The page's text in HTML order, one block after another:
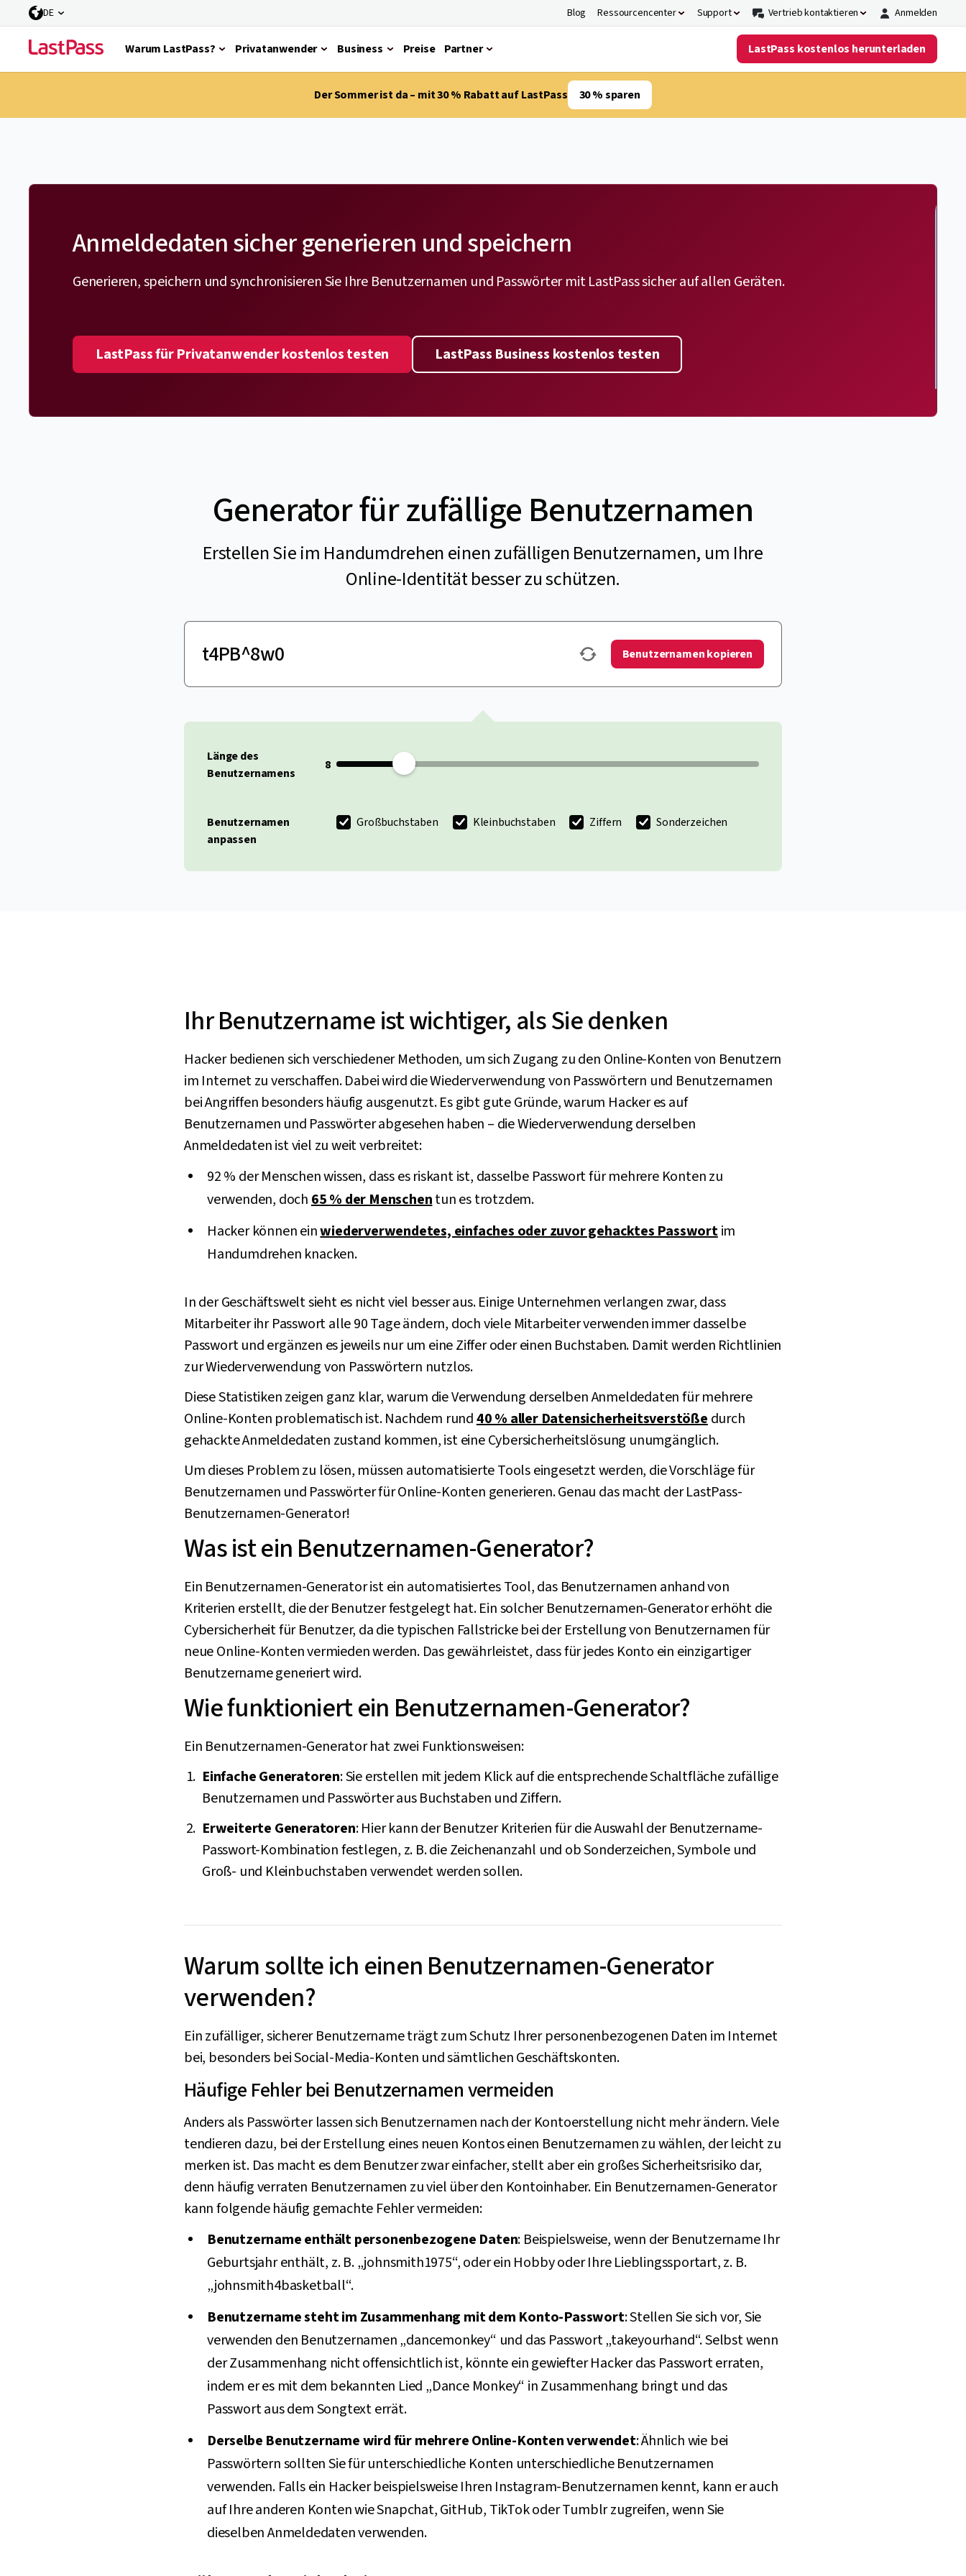
DE Blog Ressourcencenter Support Vertrieb kontaktieren Anmelden
Warum LastPass? Privatanwender Business Preise Partner LastPass kostenlos herunterladen
Der Sommer ist da – mit 30 % Rabatt auf LastPass 30 % sparen
Anmeldedaten sicher generieren und speichern
Generieren, speichern und synchronisieren Sie Ihre Benutzernamen und Passwörter mit LastPass sicher auf allen Geräten.
LastPass für Privatanwender kostenlos testen LastPass Business kostenlos testen
Generator für zufällige Benutzernamen
Erstellen Sie im Handumdrehen einen zufälligen Benutzernamen, um Ihre
Online-Identität besser zu schützen.
Benutzernamen kopieren
Länge des
Benutzernamens
Benutzernamen
anpassen
Großbuchstaben Kleinbuchstaben Ziffern Sonderzeichen
Ihr Benutzername ist wichtiger, als Sie denken
Hacker bedienen sich verschiedener Methoden, um sich Zugang zu den Online-Konten von Benutzern
im Internet zu verschaffen. Dabei wird die Wiederverwendung von Passwörtern und Benutzernamen
bei Angriffen besonders häufig ausgenutzt. Es gibt gute Gründe, warum Hacker es auf
Benutzernamen und Passwörter abgesehen haben – die Wiederverwendung derselben
Anmeldedaten ist viel zu weit verbreitet:
92 % der Menschen wissen, dass es riskant ist, dasselbe Passwort für mehrere Konten zu
verwenden, doch65 % der Menschentun es trotzdem.
Hacker können einwiederverwendetes, einfaches oder zuvor gehacktes Passwortim
Handumdrehen knacken.
In der Geschäftswelt sieht es nicht viel besser aus. Einige Unternehmen verlangen zwar, dass
Mitarbeiter ihr Passwort alle 90 Tage ändern, doch viele Mitarbeiter verwenden immer dasselbe
Passwort und ergänzen es jeweils nur um eine Ziffer oder einen Buchstaben. Damit werden Richtlinien
zur Wiederverwendung von Passwörtern nutzlos.
Diese Statistiken zeigen ganz klar, warum die Verwendung derselben Anmeldedaten für mehrere
Online-Konten problematisch ist. Nachdem rund40 % aller Datensicherheitsverstößedurch
gehackte Anmeldedaten zustand kommen, ist eine Cybersicherheitslösung unumgänglich.
Um dieses Problem zu lösen, müssen automatisierte Tools eingesetzt werden, die Vorschläge für
Benutzernamen und Passwörter für Online-Konten generieren. Genau das macht der LastPass-
Benutzernamen-Generator!
Was ist ein Benutzernamen-Generator?
Ein Benutzernamen-Generator ist ein automatisiertes Tool, das Benutzernamen anhand von
Kriterien erstellt, die der Benutzer festgelegt hat. Ein solcher Benutzernamen-Generator erhöht die
Cybersicherheit für Benutzer, da die typischen Fallstricke bei der Erstellung von Benutzernamen für
neue Online-Konten vermieden werden. Das gewährleistet, dass für jedes Konto ein einzigartiger
Benutzername generiert wird.
Wie funktioniert ein Benutzernamen-Generator?
Ein Benutzernamen-Generator hat zwei Funktionsweisen:
Einfache Generatoren: Sie erstellen mit jedem Klick auf die entsprechende Schaltfläche zufällige
Benutzernamen und Passwörter aus Buchstaben und Ziffern.
Erweiterte Generatoren: Hier kann der Benutzer Kriterien für die Auswahl der Benutzername-
Passwort-Kombination festlegen, z. B. die Zeichenanzahl und ob Sonderzeichen, Symbole und
Groß- und Kleinbuchstaben verwendet werden sollen.
Warum sollte ich einen Benutzernamen-Generator
verwenden?
Ein zufälliger, sicherer Benutzername trägt zum Schutz Ihrer personenbezogenen Daten im Internet
bei, besonders bei Social-Media-Konten und sämtlichen Geschäftskonten.
Häufige Fehler bei Benutzernamen vermeiden
Anders als Passwörter lassen sich Benutzernamen nach der Kontoerstellung nicht mehr ändern. Viele
tendieren dazu, bei der Erstellung eines neuen Kontos einen Benutzernamen zu wählen, der leicht zu
merken ist. Das macht es dem Benutzer zwar einfacher, stellt aber ein großes Sicherheitsrisiko dar,
denn häufig verraten Benutzernamen zu viel über den Kontoinhaber. Ein Benutzernamen-Generator
kann folgende häufig gemachte Fehler vermeiden:
Benutzername enthält personenbezogene Daten: Beispielsweise, wenn der Benutzername Ihr
Geburtsjahr enthält, z. B. „johnsmith1975“, oder ein Hobby oder Ihre Lieblingssportart, z. B.
„johnsmith4basketball“.
Benutzername steht im Zusammenhang mit dem Konto-Passwort: Stellen Sie sich vor, Sie
verwenden den Benutzernamen „dancemonkey“ und das Passwort „takeyourhand“. Selbst wenn
der Zusammenhang nicht offensichtlich ist, könnte ein gewiefter Hacker das Passwort erraten,
indem er es mit dem bekannten Lied „Dance Monkey“ in Zusammenhang bringt und das
Passwort aus dem Songtext errät.
Derselbe Benutzername wird für mehrere Online-Konten verwendet: Ähnlich wie bei
Passwörtern sollten Sie für unterschiedliche Konten unterschiedliche Benutzernamen
verwenden. Falls ein Hacker beispielsweise Ihren Instagram-Benutzernamen kennt, kann er auch
auf Ihre anderen Konten wie Snapchat, GitHub, TikTok oder Tumblr zugreifen, wenn Sie
dieselben Anmeldedaten verwenden.